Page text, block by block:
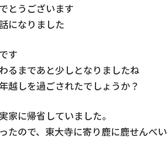
新
日
とうございます
になりました
す
るまであと少しとなりましたね
越しを過ごされたでしょうか？
家に帰省していました。
たので、東大寺に寄り鹿に鹿せんべ